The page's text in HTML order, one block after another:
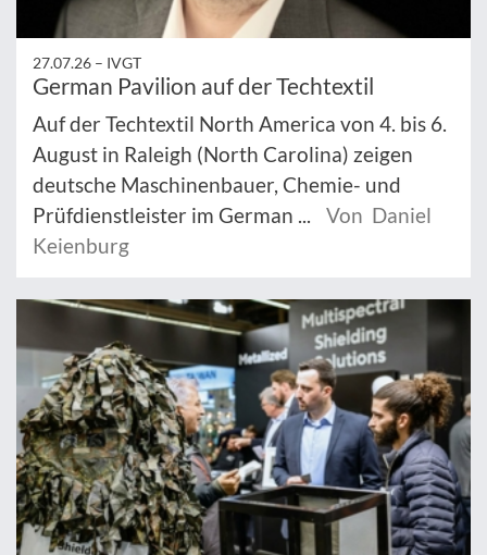
27.07.26 – IVGT
German Pavilion auf der Techtextil
Auf der Techtextil North America von 4. bis 6.
August in Raleigh (North Carolina) zeigen
deutsche Maschinenbauer, Chemie- und
Prüfdienstleister im German ...
Von Daniel
Keienburg